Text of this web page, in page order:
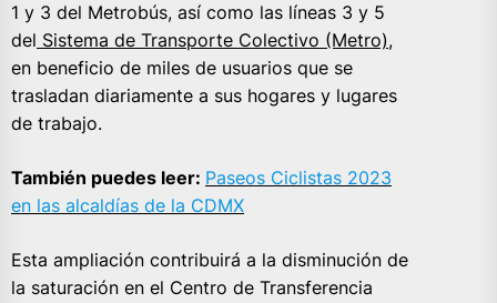
1 y 3 del Metrobús, así como las líneas 3 y 5
del Sistema de Transporte Colectivo (Metro),
en beneficio de miles de usuarios que se
trasladan diariamente a sus hogares y lugares
de trabajo.
También puedes leer: Paseos Ciclistas 2023
en las alcaldías de la CDMX
Esta ampliación contribuirá a la disminución de
la saturación en el Centro de Transferencia